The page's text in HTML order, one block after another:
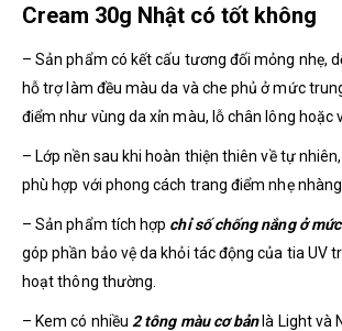
Cream 30g Nhật có tốt không
– Sản phẩm có kết cấu tương đối mỏng nhẹ,
hỗ trợ làm đều màu da và che phủ ở mức
điểm như vùng da xỉn màu, lỗ chân lông hoặc
– Lớp nền sau khi hoàn thiện thiên về tự
phù hợp với phong cách trang điểm nhẹ nhàng
– Sản phẩm tích hợp chỉ số chống nắng ở
góp phần bảo vệ da khỏi tác động của tia UV
hoạt thông thường.
– Kem có nhiều 2 tông màu cơ bảnlà Light và